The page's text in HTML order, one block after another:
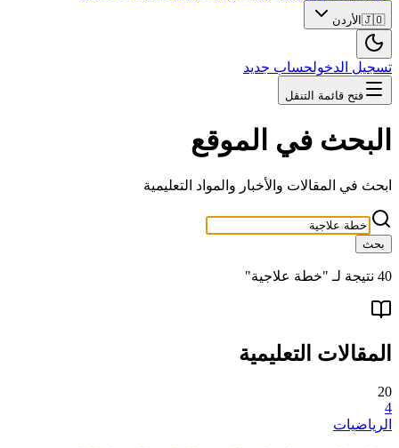
🇯🇴 الأردن
تسجيل الدخولحساب جديد
فتح قائمة التنقل
البحث في الموقع
ابحث في المقالات والأخبار والمواد التعليمية
بحث
40 نتيجة لـ "خطة علاجية"
المقالات التعليمية
20
4
الرياضيات